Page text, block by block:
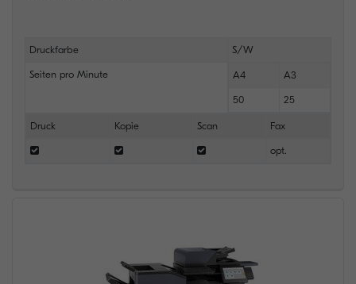
Druckfarbe S/W
Seiten pro Minute A4 A3
50 25
Druck Kopie Scan Fax
opt.